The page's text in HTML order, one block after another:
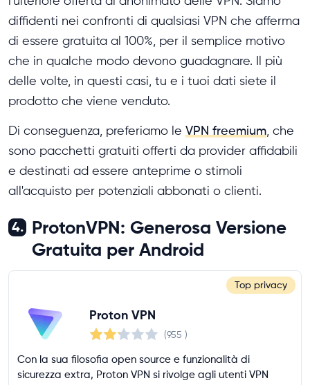
diffidenti nei confronti di qualsiasi VPN che afferma
di essere gratuita al 100%, per il semplice motivo
che in qualche modo devono guadagnare. Il più
delle volte, in questi casi, tu e i tuoi dati siete il
prodotto che viene venduto.
Di conseguenza, preferiamo le VPN freemium, che
sono pacchetti gratuiti offerti da provider affidabili
e destinati ad essere anteprime o stimoli
all'acquisto per potenziali abbonati o clienti.
4. ProtonVPN: Generosa Versione
Gratuita per Android
Top privacy
Proton VPN
(955 )
Con la sua filosofia open source e funzionalità di
sicurezza extra, Proton VPN si rivolge agli utenti VPN